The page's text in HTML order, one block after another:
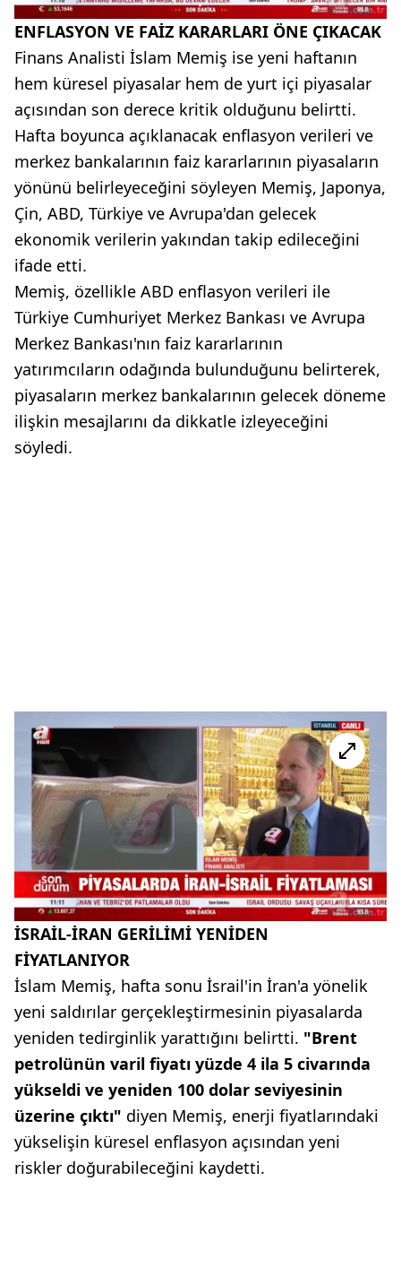
ENFLASYON VE FAİZ KARARLARI ÖNE ÇIKACAK
Finans Analisti İslam Memiş ise yeni haftanın
hem küresel piyasalar hem de yurt içi piyasalar
açısından son derece kritik olduğunu belirtti.
Hafta boyunca açıklanacak enflasyon verileri ve
merkez bankalarının faiz kararlarının piyasaların
yönünü belirleyeceğini söyleyen Memiş, Japonya,
Çin, ABD, Türkiye ve Avrupa'dan gelecek
ekonomik verilerin yakından takip edileceğini
ifade etti.
Memiş, özellikle ABD enflasyon verileri ile
Türkiye Cumhuriyet Merkez Bankası ve Avrupa
Merkez Bankası'nın faiz kararlarının
yatırımcıların odağında bulunduğunu belirterek,
piyasaların merkez bankalarının gelecek döneme
ilişkin mesajlarını da dikkatle izleyeceğini
söyledi.
İSRAİL-İRAN GERİLİMİ YENİDEN
FİYATLANIYOR
İslam Memiş, hafta sonu İsrail'in İran'a yönelik
yeni saldırılar gerçekleştirmesinin piyasalarda
yeniden tedirginlik yarattığını belirtti. "Brent
petrolünün varil fiyatı yüzde 4 ila 5 civarında
yükseldi ve yeniden 100 dolar seviyesinin
üzerine çıktı" diyen Memiş, enerji fiyatlarındaki
yükselişin küresel enflasyon açısından yeni
riskler doğurabileceğini kaydetti.